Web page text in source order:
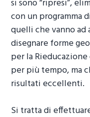
si sono “ripresi”,
con un programma
quelli che vanno
disegnare forme
per la
per più tempo, ma
risultati eccellenti.
Si tratta di